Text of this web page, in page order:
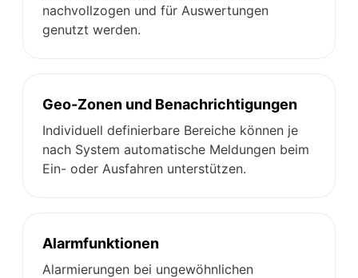
nachvollzogen und für Auswertungen
genutzt werden.
Geo-Zonen und Benachrichtigungen
Individuell definierbare Bereiche können je
nach System automatische Meldungen beim
Ein- oder Ausfahren unterstützen.
Alarmfunktionen
Alarmierungen bei ungewöhnlichen